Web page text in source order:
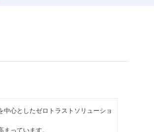
心としたゼロトラストソリューショ
っています。